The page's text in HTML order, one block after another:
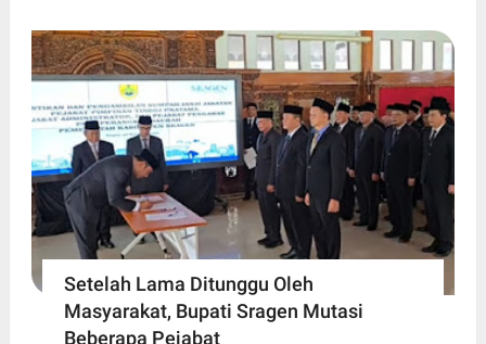
Setelah Lama Ditunggu Oleh
Masyarakat, Bupati Sragen Mutasi
Beberapa Pejabat